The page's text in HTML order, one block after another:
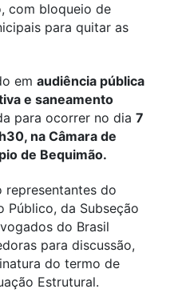
com bloqueio de
para quitar as
em audiência pública
e saneamento
para ocorrer no dia 7
na Câmara de
de Bequimão.
representantes do
Público, da Subseção
do Brasil
para discussão,
do termo de
Estrutural.